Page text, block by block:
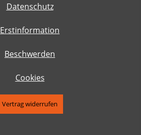
Datenschutz
Erstinformation
Beschwerden
Cookies
Vertrag widerrufen